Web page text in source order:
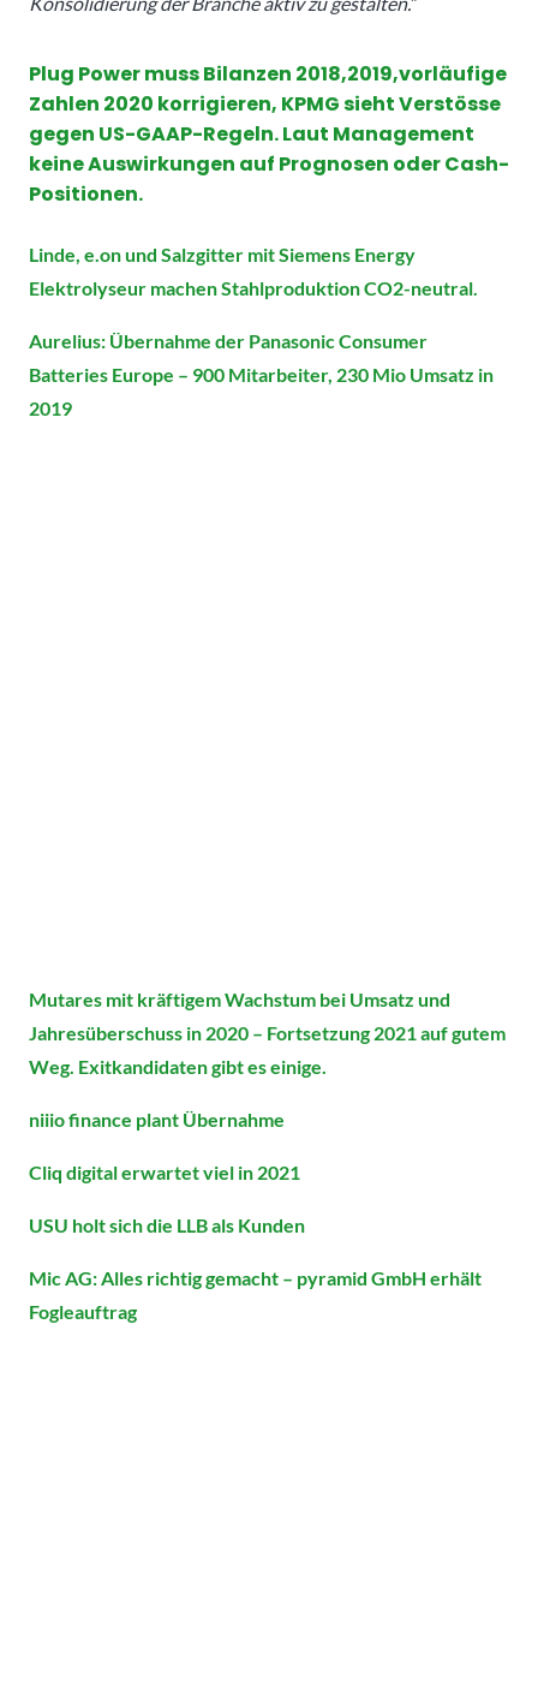
Plug Power muss Bilanzen 2018,2019,vorläufige
Zahlen 2020 korrigieren, KPMG sieht Verstösse
gegen US-GAAP-Regeln. Laut Management
keine Auswirkungen auf Prognosen oder Cash-
Positionen.
Linde, e.on und Salzgitter mit Siemens Energy
Elektrolyseur machen Stahlproduktion CO2-neutral.
Aurelius: Übernahme der Panasonic Consumer
Batteries Europe – 900 Mitarbeiter, 230 Mio Umsatz in
2019
Mutares mit kräftigem Wachstum bei Umsatz und
Jahresüberschuss in 2020 – Fortsetzung 2021 auf gutem
Weg. Exitkandidaten gibt es einige.
niiio finance plant Übernahme
Cliq digital erwartet viel in 2021
USU holt sich die LLB als Kunden
Mic AG: Alles richtig gemacht – pyramid GmbH erhält
Fogleauftrag